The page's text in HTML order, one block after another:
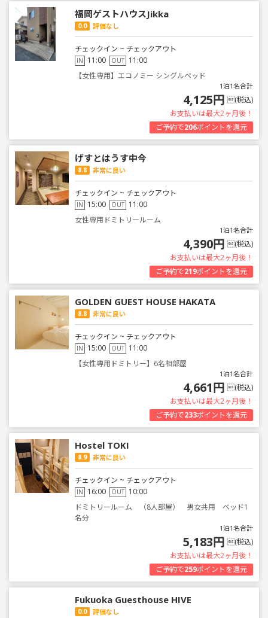
福岡ゲストハウスJikka
0.0 評価なし
チェックイン ~ チェックアウト
IN 11:00 OUT 11:00
【女性専用】エコノミー シングルベッド
1泊1名合計
4,125円 (税込)
お支払いは最大2ヶ月後！
ご予約で206ポイントを還元
げすとはうす中今
8.8 非常に良い
チェックイン ~ チェックアウト
IN 15:00 OUT 11:00
女性専用ドミトリールーム
1泊1名合計
4,390円 (税込)
お支払いは最大2ヶ月後！
ご予約で219ポイントを還元
GOLDEN GUEST HOUSE HAKATA
8.8 非常に良い
チェックイン ~ チェックアウト
IN 15:00 OUT 11:00
【女性専用ドミトリー】6名相部屋
1泊1名合計
4,661円 (税込)
お支払いは最大2ヶ月後！
ご予約で233ポイントを還元
Hostel TOKI
8.9 非常に良い
チェックイン ~ チェックアウト
IN 16:00 OUT 10:00
ドミトリールーム （8人部屋） 男女共用 ベッド1
名分
1泊1名合計
5,183円 (税込)
お支払いは最大2ヶ月後！
ご予約で259ポイントを還元
Fukuoka Guesthouse HIVE
0.0 評価なし